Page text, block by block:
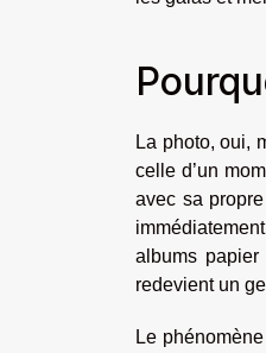
La photo, oui,
celle d’un
avec sa
albums
redevient un
Le